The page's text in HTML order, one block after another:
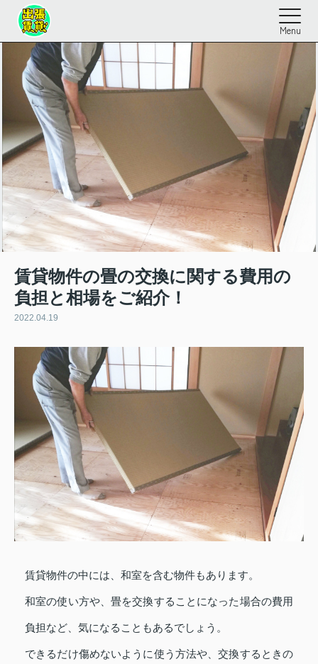
Menu
賃貸物件の畳の交換に関する費用の
負担と相場をご紹介！
2022.04.19
賃貸物件の中には、和室を含む物件もあります。
和室の使い方や、畳を交換することになった場合の費用
負担など、気になることもあるでしょう。
できるだけ傷めないように使う方法や、交換するときの